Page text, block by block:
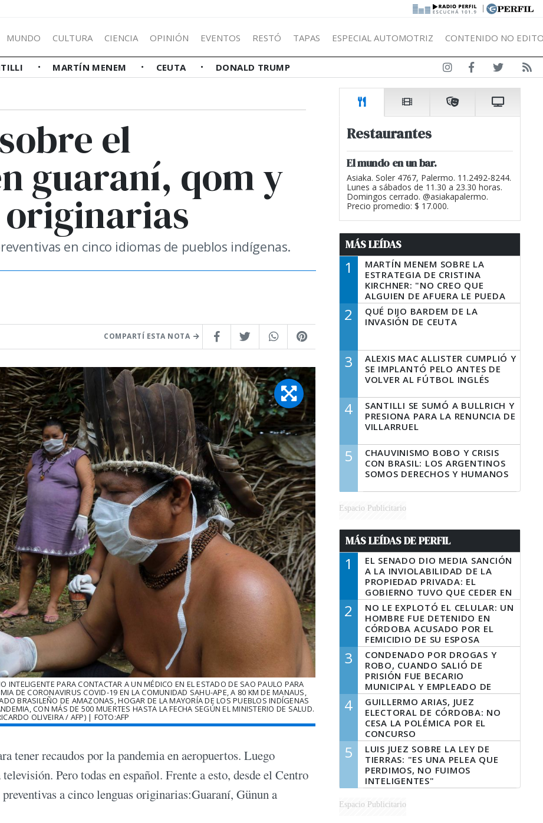
|
MUNDO CULTURA CIENCIA OPINIÓN EVENTOS RESTÓ TAPAS ESPECIAL AUTOMOTRIZ CONTENIDO NO
MARTÍN MENEM CEUTA DONALD TRUMP
el
guaraní, qom y
en cinco idiomas de pueblos indígenas.
COMPARTÍ ESTA NOTA
INTELIGENTE PARA CONTACTAR A UN MÉDICO EN EL ESTADO DE SAO PAULO PARA
DE CORONAVIRUS COVID-19 EN LA COMUNIDAD SAHU-APE, A 80 KM DE MANAUS,
BRASILEÑO DE AMAZONAS, HOGAR DE LA MAYORÍA DE LOS PUEBLOS INDÍGENAS
CON MÁS DE 500 MUERTES HASTA LA FECHA SEGÚN EL MINISTERIO DE SALUD.
OLIVEIRA / AFP) | FOTO:AFP
tener recaudos por la pandemia en aeropuertos. Luego
Pero todas en español. Frente a esto, desde el Centro
a cinco lenguas originarias:Guaraní, Günun a
Restaurantes
El mundo en un bar.
Asiaka. Soler 4767, Palermo. 11.2492-8244.
Lunes a sábados de 11.30 a 23.30 horas.
Domingos cerrado. @asiakapalermo.
Precio promedio: $ 17.000.
MÁS LEÍDAS
1
MARTÍN MENEM SOBRE LA
ESTRATEGIA DE CRISTINA
KIRCHNER: "NO CREO QUE
ALGUIEN DE AFUERA LE PUEDA
DECIR A LA JUSTICIA LO QUE
TIENE QUE HACER"
2
QUÉ DIJO BARDEM DE LA
INVASIÓN DE CEUTA
3
ALEXIS MAC ALLISTER CUMPLIÓ Y
SE IMPLANTÓ PELO ANTES DE
VOLVER AL FÚTBOL INGLÉS
4
SANTILLI SE SUMÓ A BULLRICH Y
PRESIONA PARA LA RENUNCIA DE
VILLARRUEL
5
CHAUVINISMO BOBO Y CRISIS
CON BRASIL: LOS ARGENTINOS
SOMOS DERECHOS Y HUMANOS
Espacio Publicitario
MÁS LEÍDAS DE PERFIL
1
EL SENADO DIO MEDIA SANCIÓN
A LA INVIOLABILIDAD DE LA
PROPIEDAD PRIVADA: EL
GOBIERNO TUVO QUE CEDER EN
LA LEY DEL MANEJO DEL FUEGO
2
NO LE EXPLOTÓ EL CELULAR: UN
HOMBRE FUE DETENIDO EN
CÓRDOBA ACUSADO POR EL
FEMICIDIO DE SU ESPOSA
3
CONDENADO POR DROGAS Y
ROBO, CUANDO SALIÓ DE
PRISIÓN FUE BECARIO
MUNICIPAL Y EMPLEADO DE
SENAF
4
GUILLERMO ARIAS, JUEZ
ELECTORAL DE CÓRDOBA: NO
CESA LA POLÉMICA POR EL
CONCURSO
5
LUIS JUEZ SOBRE LA LEY DE
TIERRAS: "ES UNA PELEA QUE
PERDIMOS, NO FUIMOS
INTELIGENTES"
Espacio Publicitario